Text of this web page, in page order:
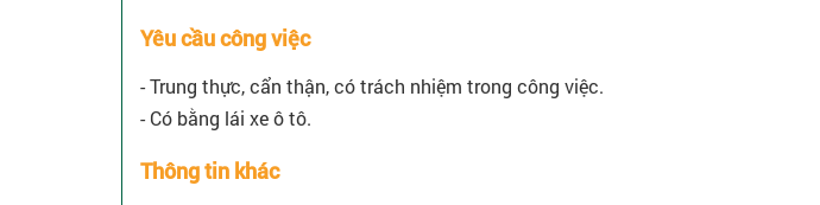
Yêu cầu công việc
- Trung thực, cẩn thận, có trách nhiệm trong công việc.
- Có bằng lái xe ô tô.
Thông tin khác